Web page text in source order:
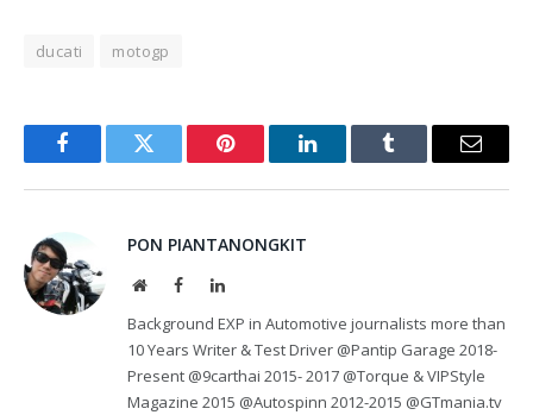
ducati motogp
FacebookTwitter Pinterest LinkedInTumblr Email
PON PIANTANONGKIT
WebsiteFacebookLinkedIn
Background EXP in Automotive journalists more than
10 Years Writer & Test Driver @Pantip Garage 2018-
Present @9carthai 2015- 2017 @Torque & VIPStyle
Magazine 2015 @Autospinn 2012-2015 @GTmania.tv